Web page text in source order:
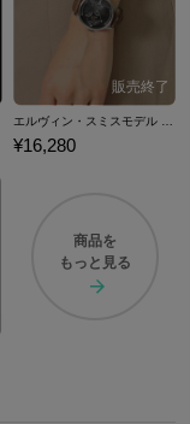
エルヴィン・スミスモデル 腕時計 進撃の巨人
¥16,280
商品を
もっと見る